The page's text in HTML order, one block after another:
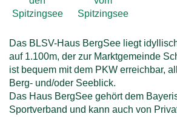
I
n
h
Das BLSV-Haus BergSee liegt
auf 1.100m, der zur Marktgemeinde
ist bequem mit dem PKW erreichbar,
Berg- und/oder Seeblick.
Das Haus BergSee gehört dem
Sportverband und kann auch von